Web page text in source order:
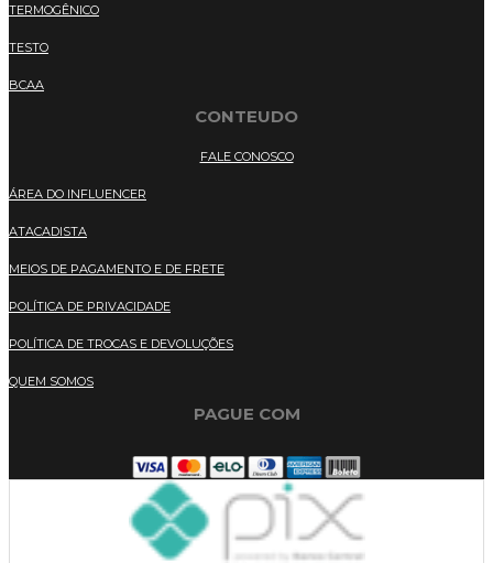
TERMOGÊNICO
TESTO
BCAA
CONTEUDO
FALE CONOSCO
ÁREA DO INFLUENCER
ATACADISTA
MEIOS DE PAGAMENTO E DE FRETE
POLÍTICA DE PRIVACIDADE
POLÍTICA DE TROCAS E DEVOLUÇÕES
QUEM SOMOS
PAGUE COM